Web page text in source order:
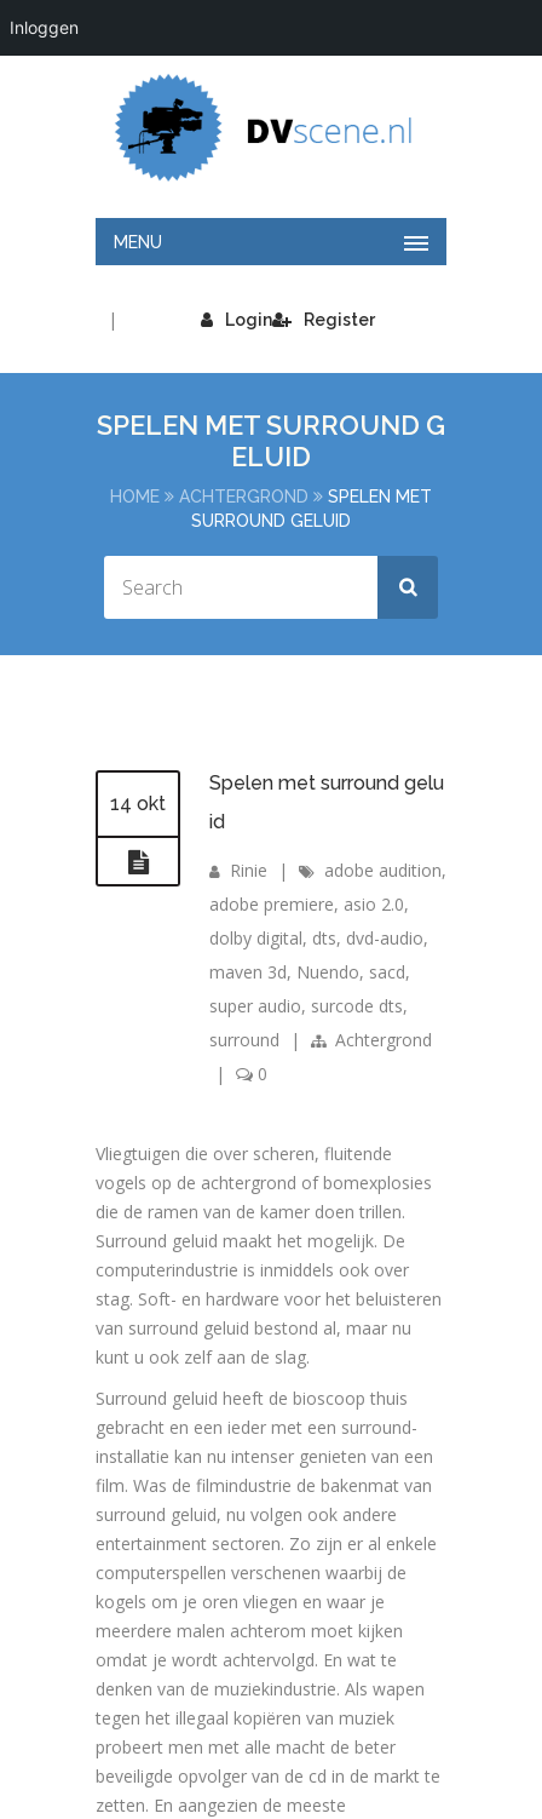
Inloggen
MENU
Login
| Register
SPELEN MET SURROUND G
ELUID
HOME ACHTERGROND
SPELEN MET
SURROUND GELUID
14 okt
Spelen met surround gelu
id
Rinie | adobe audition,
adobe premiere, asio 2.0,
dolby digital, dts, dvd-audio,
maven 3d, Nuendo, sacd,
super audio, surcode dts,
surround
|
Achtergrond
|
0
Vliegtuigen die over scheren, fluitende
vogels op de achtergrond of bomexplosies
die de ramen van de kamer doen trillen.
Surround geluid maakt het mogelijk. De
computerindustrie is inmiddels ook over
stag. Soft- en hardware voor het beluisteren
van surround geluid bestond al, maar nu
kunt u ook zelf aan de slag.
Surround geluid heeft de bioscoop thuis
gebracht en een ieder met een surround-
installatie kan nu intenser genieten van een
film. Was de filmindustrie de bakenmat van
surround geluid, nu volgen ook andere
entertainment sectoren. Zo zijn er al enkele
computerspellen verschenen waarbij de
kogels om je oren vliegen en waar je
meerdere malen achterom moet kijken
omdat je wordt achtervolgd. En wat te
denken van de muziekindustrie. Als wapen
tegen het illegaal kopiëren van muziek
probeert men met alle macht de beter
beveiligde opvolger van de cd in de markt te
zetten. En aangezien de meeste